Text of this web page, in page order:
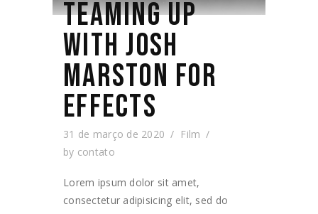
TEAMING UP
WITH JOSH
MARSTON FOR
EFFECTS
31 de março de 2020
Film
by contato
Lorem ipsum dolor sit amet,
consectetur adipisicing elit, sed do